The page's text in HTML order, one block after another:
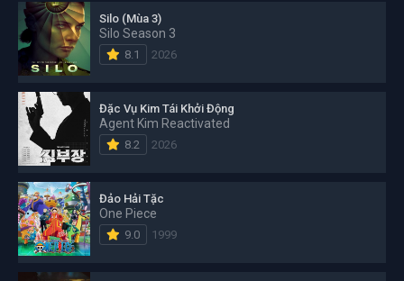
Silo (Mùa 3)
Silo Season 3
8.1 2026
Đặc Vụ Kim Tái Khởi Động
Agent Kim Reactivated
8.2 2026
Đảo Hải Tặc
One Piece
9.0 1999